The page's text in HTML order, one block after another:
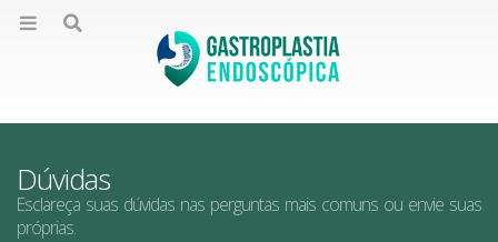
Dúvidas
Esclareça suas dúvidas nas perguntas mais comuns ou envie suas
próprias.